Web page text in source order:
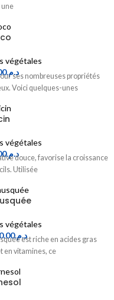
une
végétales
د.م.ses nombreuses propriétés
Voici quelques-unes
végétales
د.م.douce, favorise la croissance
Utilisée
végétales
د.م.est riche en acides gras
en vitamines, ce